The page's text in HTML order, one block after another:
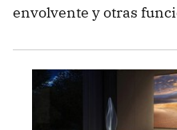
envolvente y otras